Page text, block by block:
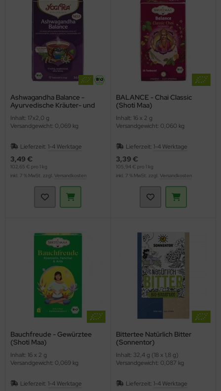
Ashwagandha Balance -
Ayurvedische Kräuter- und
TEA)
Inhalt: 17x2,0 g
Versandgewicht: 0,069 kg
Lieferzeit: 1-4 Werktage
3,49 €
102,65 € pro 1 kg
inkl. 7 % MwSt. zzgl. Versandkosten
BALANCE - Chai Classic
(Shoti Maa)
Inhalt: 16 x 2 g
Versandgewicht: 0,060 kg
Lieferzeit: 1-4 Werktage
3,39 €
105,94 € pro 1 kg
inkl. 7 % MwSt. zzgl. Versandkosten
Bauchfreude - Gewürztee
(Shoti Maa)
Inhalt: 16 x 2 g
Versandgewicht: 0,069 kg
Lieferzeit: 1-4 Werktage
Bittertee Natürlich Bitter
(Sonnentor)
Inhalt: 32,4 g (18 x 1,8 g)
Versandgewicht: 0,087 kg
Lieferzeit: 1-4 Werktage
& Butterfett
& Lippenpflege
& Kajalstifte
up & Rouge
und Pflegemittel
/ Brotdosen
Tücher, Pads